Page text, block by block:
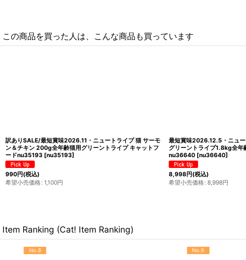
この商品を買った人は、こんな商品も買っています
訳ありSALE/最短賞味2026.11・ニュートライプ 猫 サーモ
ン＆チキン 200g全年齢猫用グリーントライプ キャットフ
ードnu35193 [nu35193]
990円(税込)
希望小売価格: 1,100円
最短賞味2026.12.5・ニュ
グリーントライプ1.8kg全年
nu36640 [nu36640]
8,998円(税込)
希望小売価格: 8,998円
Item Ranking (Cat! Item Ranking)